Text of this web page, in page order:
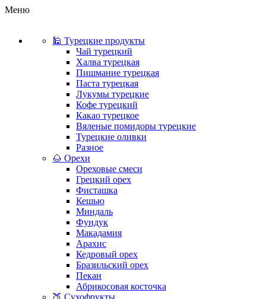
Меню
🕌 Турецкие продукты
Чай турецкий
Халва турецкая
Пишмание турецкая
Паста турецкая
Лукумы турецкие
Кофе турецкий
Какао турецкое
Вяленые помидоры турецкие
Турецкие оливки
Разное
🌰 Орехи
Ореховые смеси
Грецкий орех
Фисташка
Кешью
Миндаль
Фундук
Макадамия
Арахис
Кедровый орех
Бразильский орех
Пекан
Абрикосовая косточка
🍑 Сухофрукты